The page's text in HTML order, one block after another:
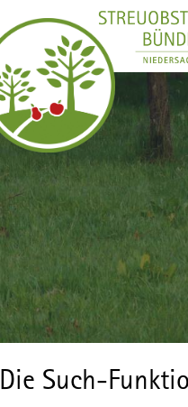
Die Such-